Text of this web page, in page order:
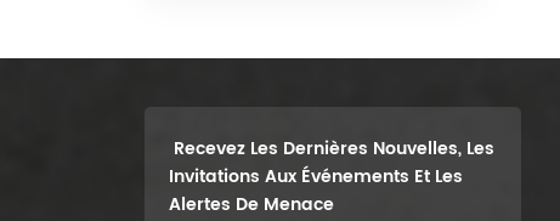
Recevez Les Dernières Nouvelles, Les
Invitations Aux Événements Et Les
Alertes De Menace